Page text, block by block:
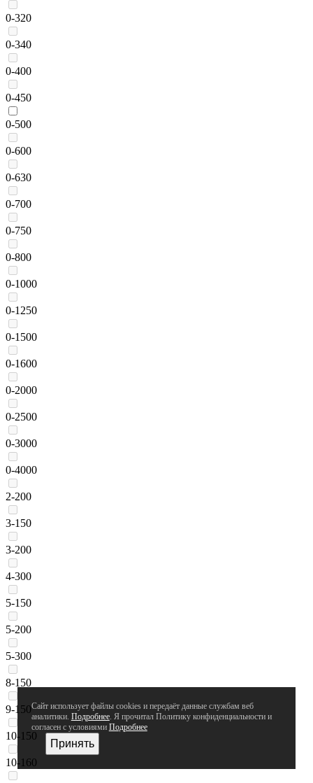
0-320
0-340
0-400
0-450
0-500
0-600
0-630
0-700
0-750
0-800
0-1000
0-1250
0-1500
0-1600
0-2000
0-2500
0-3000
0-4000
2-200
3-150
3-200
4-300
5-150
5-200
5-300
8-150
9-150
10-150
10-160
Сайт использует файлы cookies и передаёт данные службам веб
аналитики. Подробнее. Я прочитал Политику конфиденциальности и
согласен с условиями Подробнее
Принять